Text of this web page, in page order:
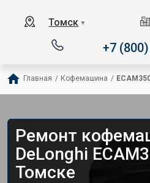
Томск ▼
+7
Главная / Кофемашина /
Ремонт
DeLonghi
Томске